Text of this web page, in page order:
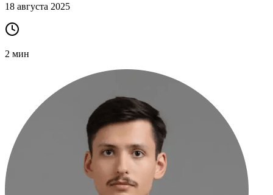
18 августа 2025
2 мин